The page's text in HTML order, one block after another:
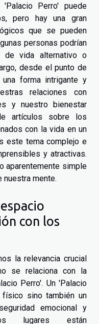
Perro' puede
pero hay una gran
que se pueden
personas podrían
de vida alternativo o
desde el punto de
forma intrigante y
relaciones con
y nuestro bienestar
artículos sobre los
con la vida en un
este tema complejo e
y atractivas.
aparentemente simple
nuestra mente.
con los
la relevancia crucial
se relaciona con la
Perro'. Un 'Palacio
sino también un
emocional y
lugares están